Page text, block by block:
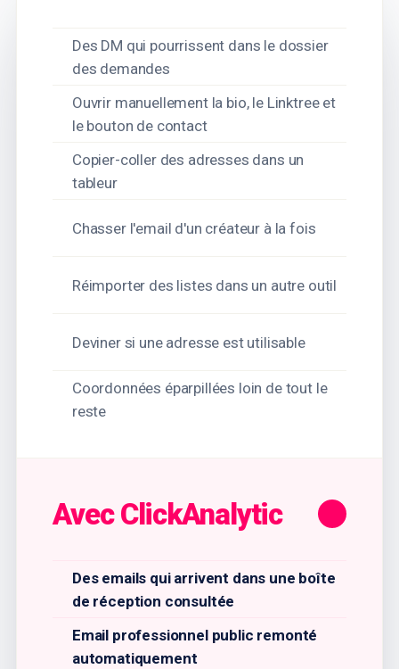
Des DM qui pourrissent dans le dossier
des demandes
Ouvrir manuellement la bio, le Linktree et
le bouton de contact
Copier-coller des adresses dans un
tableur
Chasser l'email d'un créateur à la fois
Réimporter des listes dans un autre outil
Deviner si une adresse est utilisable
Coordonnées éparpillées loin de tout le
reste
Avec ClickAnalytic
Des emails qui arrivent dans une boîte
de réception consultée
Email professionnel public remonté
automatiquement